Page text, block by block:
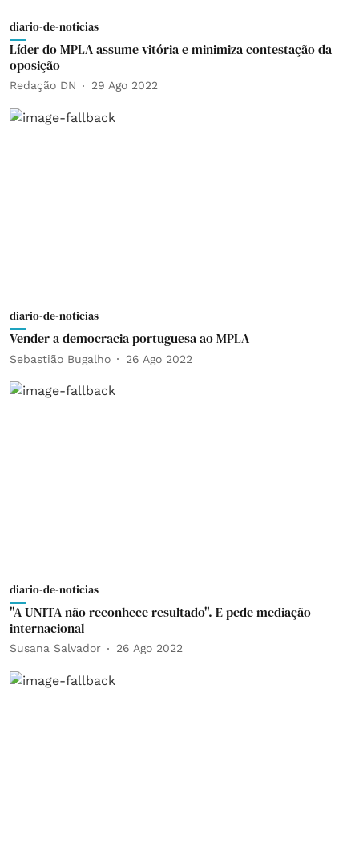
diario-de-noticias
Líder do MPLA assume vitória e minimiza contestação da
oposição
Redação DN 29 Ago 2022
diario-de-noticias
Vender a democracia portuguesa ao MPLA
Sebastião Bugalho 26 Ago 2022
diario-de-noticias
"A UNITA não reconhece resultado". E pede mediação
internacional
Susana Salvador 26 Ago 2022